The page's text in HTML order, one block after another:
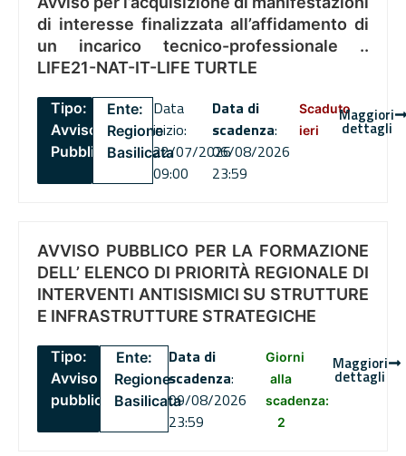
di interesse finalizzata all’affidamento di
un incarico tecnico-professionale ..
LIFE21-NAT-IT-LIFE TURTLE
Tipo:
Avviso
Pubblico
Ente:
Regione
Basilicata
Data
inizio:
22/07/2026
09:00
Data di
scadenza:
06/08/2026
23:59
Scaduto
ieri
Maggiori
dettagli
AVVISO PUBBLICO PER LA FORMAZIONE
DELL’ ELENCO DI PRIORITÀ REGIONALE DI
INTERVENTI ANTISISMICI SU STRUTTURE
E INFRASTRUTTURE STRATEGICHE
Tipo:
Avviso
pubblico
Ente:
Regione
Basilicata
Data di
scadenza:
09/08/2026
23:59
Giorni
alla
scadenza:
2
Maggiori
dettagli